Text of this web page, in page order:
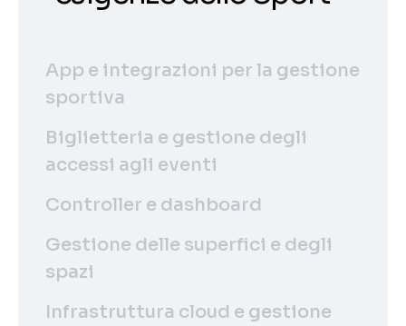
App e integrazioni per la gestione
sportiva
Biglietteria e gestione degli
accessi agli eventi
Controller e dashboard
Gestione delle superfici e degli
spazi
Infrastruttura cloud e gestione